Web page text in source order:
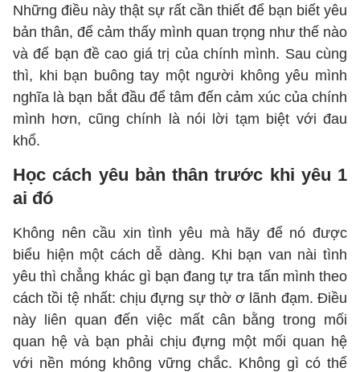
Những điều này thật sự rất cần thiết để bạn biết yêu
bản thân, để cảm thấy mình quan trọng như thế nào
và để bạn đề cao giá trị của chính mình. Sau cùng
thì, khi bạn buông tay một người không yêu mình
nghĩa là bạn bắt đầu để tâm đến cảm xúc của chính
mình hơn, cũng chính là nói lời tạm biệt với đau
khổ.
Học cách yêu bản thân trước khi yêu 1
ai đó
Không nên cầu xin tình yêu mà hãy để nó được
biểu hiện một cách dễ dàng. Khi bạn van nài tình
yêu thì chẳng khác gì bạn đang tự tra tấn mình theo
cách tồi tệ nhất: chịu đựng sự thờ ơ lãnh đạm. Điều
này liên quan đến việc mất cân bằng trong mối
quan hệ và bạn phải chịu đựng một mối quan hệ
với nền móng không vững chắc. Không gì có thể